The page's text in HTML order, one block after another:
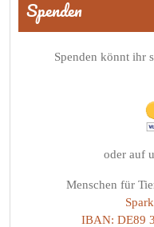
Spenden
Spenden könnt ihr
oder auf
Menschen für
IBAN: DE89